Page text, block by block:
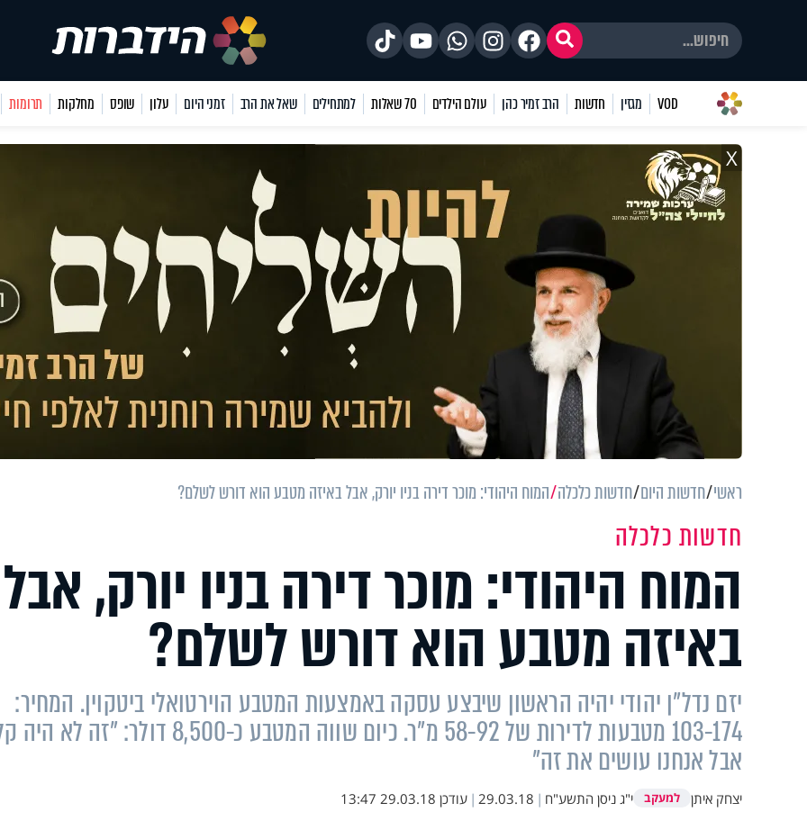
VOD מגזין חדשות הרב זמיר כהן עולם הילדים 70 שאלות למתחילים שאל את הרב זמני היום עלון שופס מחלקות תרומות
X
ראשי חדשות היום חדשות כלכלה המוח היהודי: מוכר דירה בניו יורק, אבל באיזה מטבע הוא דורש לשלם?
חדשות כלכלה
המוח היהודי: מוכר דירה בניו יורק, אבל
באיזה מטבע הוא דורש לשלם?
יזם נדל"ן יהודי יהיה הראשון שיבצע עסקה באמצעות המטבע הוירטואלי ביטקוין. המחיר:
103-174 מטבעות לדירות של 58-92 מ"ר. כיום שווה המטבע כ-8,500 דולר: "זה לא
אבל אנחנו עושים את זה"
יצחק איתן למעקב י"ג ניסן התשע"ח |
29.03.18
| עודכן 29.03.18 13:47